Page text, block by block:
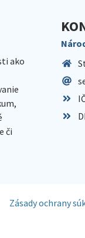
ako
či
Zásady ochrany